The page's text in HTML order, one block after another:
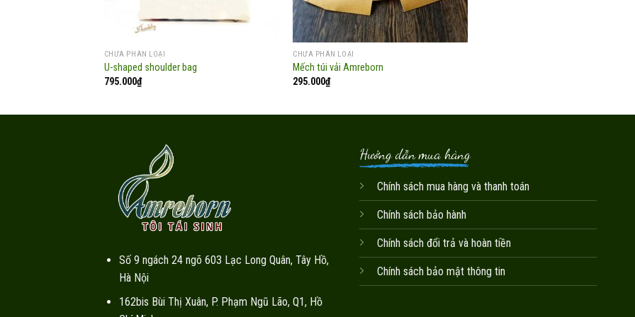
CHƯA PHÂN LOẠI
U-shaped shoulder bag
795.000₫
CHƯA PHÂN LOẠI
Mếch túi vải Amreborn
295.000₫
Số 9 ngách 24 ngõ 603 Lạc Long Quân, Tây Hồ,
Hà Nội
162bis Bùi Thị Xuân, P. Phạm Ngũ Lão, Q1, Hồ
Hướng dẫn mua hàng
Chính sách mua hàng và thanh toán
Chính sách bảo hành
Chính sách đổi trả và hoàn tiền
Chính sách bảo mật thông tin